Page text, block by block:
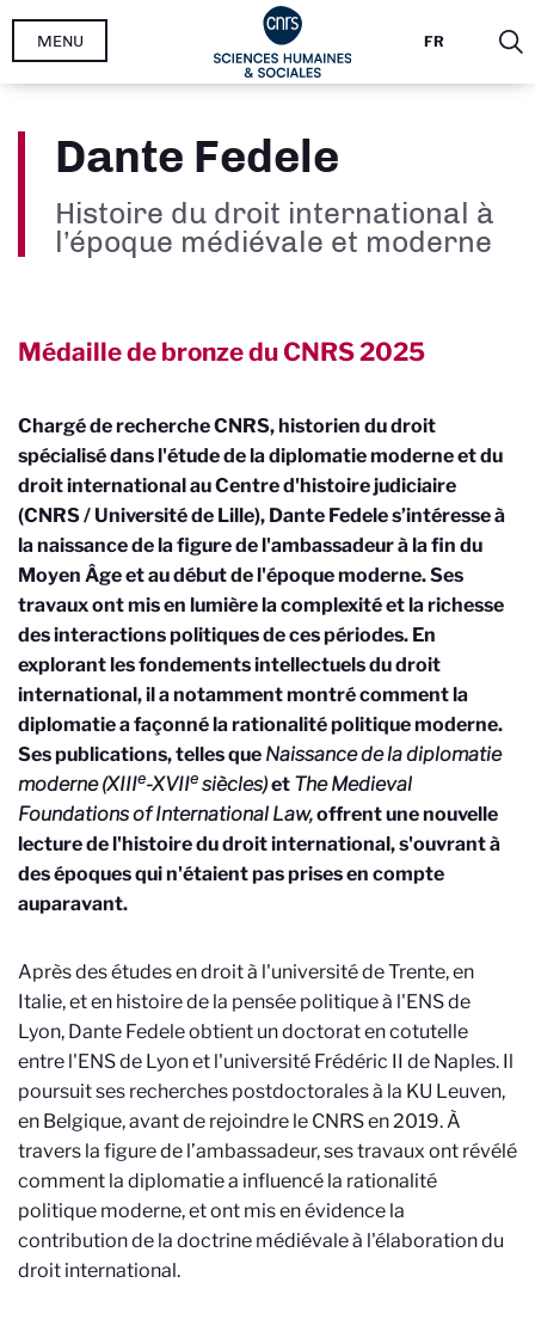
Aller
FR
MENU
Dante Fedele
Histoire du droit international à
l’époque médiévale et moderne
Médaille de bronze du CNRS2025
Chargé de recherche CNRS, historien du droit
spécialisé dans l'étude de la diplomatie moderne et du
droit international au Centre d'histoire judiciaire
(CNRS / Université de Lille), Dante Fedele s’intéresse à
la naissance de la figure de l'ambassadeur à la fin du
Moyen Âge et au début de l'époque moderne. Ses
travaux ont mis en lumière la complexité et la richesse
des interactions politiques de ces périodes. En
explorant les fondements intellectuels du droit
international, il a notamment montré comment la
diplomatie a façonné la rationalité politique moderne.
Ses publications, telles que Naissance de la diplomatie
moderne (XIIIe-XVIIe siècles)et The Medieval
Foundations of International Law,offrent une nouvelle
lecture de l'histoire du droit international, s'ouvrant à
des époques qui n'étaient pas prises en compte
auparavant.
Après des études en droit à l'université de Trente, en
Italie, et en histoire de la pensée politique à l'ENS de
Lyon, Dante Fedele obtient un doctorat en cotutelle
entre l'ENS de Lyon et l'université Frédéric II de Naples. Il
poursuit ses recherches postdoctorales à la KU Leuven,
en Belgique, avant de rejoindre le CNRS en 2019. À
travers la figure de l’ambassadeur, ses travaux ont révélé
comment la diplomatie a influencé la rationalité
politique moderne, et ont mis en évidence la
contribution de la doctrine médiévale à l'élaboration du
droit international.